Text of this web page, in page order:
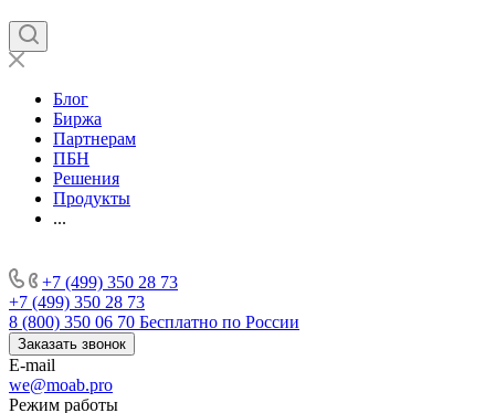
Блог
Биржа
Партнерам
ПБН
Решения
Продукты
...
+7 (499) 350 28 73
+7 (499) 350 28 73
8 (800) 350 06 70 Бесплатно по России
Заказать звонок
E-mail
we@moab.pro
Режим работы